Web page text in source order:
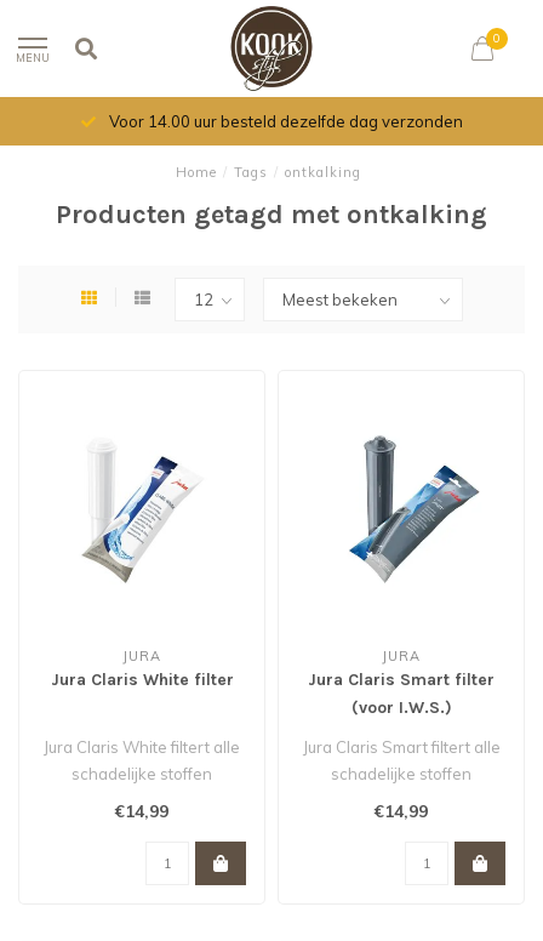
MENU
0
Voor 14.00 uur besteld dezelfde dag verzonden
Home / Tags / ontkalking
Producten getagd met ontkalking
JURA
Jura Claris White filter
Jura Claris White filtert alle
schadelijke stoffen
(o.a.kalk) uit uw
€14,99
JURA
Jura Claris Smart filter
(voor I.W.S.)
Jura Claris Smart filtert alle
schadelijke stoffen
(o.a.kalk) uit uw
€14,99